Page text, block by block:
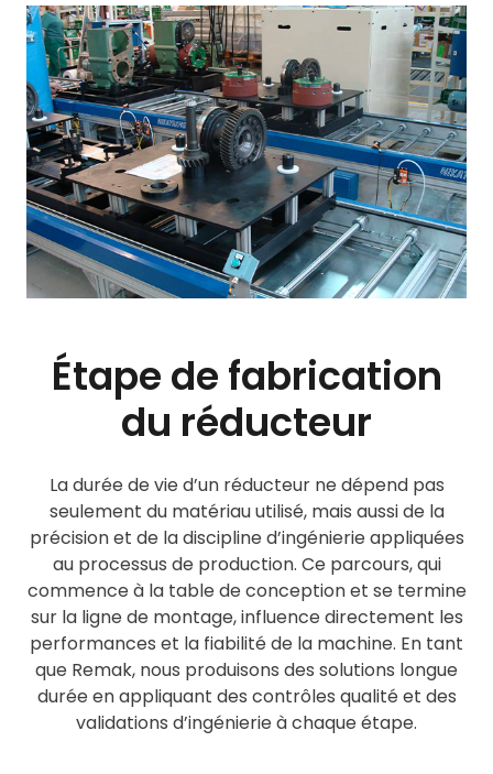
Étape de fabrication
du réducteur
La durée de vie d’un réducteur ne dépend pas
seulement du matériau utilisé, mais aussi de la
précision et de la discipline d’ingénierie appliquées
au processus de production. Ce parcours, qui
commence à la table de conception et se termine
sur la ligne de montage, influence directement les
performances et la fiabilité de la machine. En tant
que Remak, nous produisons des solutions longue
durée en appliquant des contrôles qualité et des
validations d’ingénierie à chaque étape.